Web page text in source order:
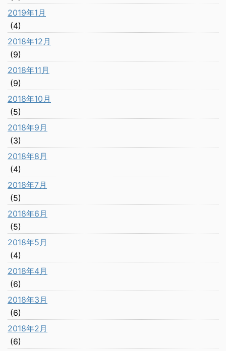
2019年1月
(4)
2018年12月
(9)
2018年11月
(9)
2018年10月
(5)
2018年9月
(3)
2018年8月
(4)
2018年7月
(5)
2018年6月
(5)
2018年5月
(4)
2018年4月
(6)
2018年3月
(6)
2018年2月
(6)